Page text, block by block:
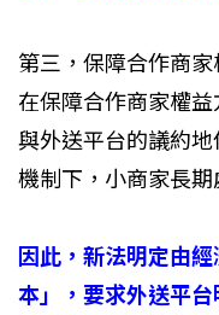
第三，保障合作商
在保障合作商家權益
與外送平台的議約
機制下，小商家長期
因此，新法明定由
本」，要求外送平